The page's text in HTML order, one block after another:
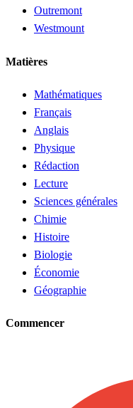
Outremont
Westmount
Matières
Mathématiques
Français
Anglais
Physique
Rédaction
Lecture
Sciences générales
Chimie
Histoire
Biologie
Économie
Géographie
Commencer